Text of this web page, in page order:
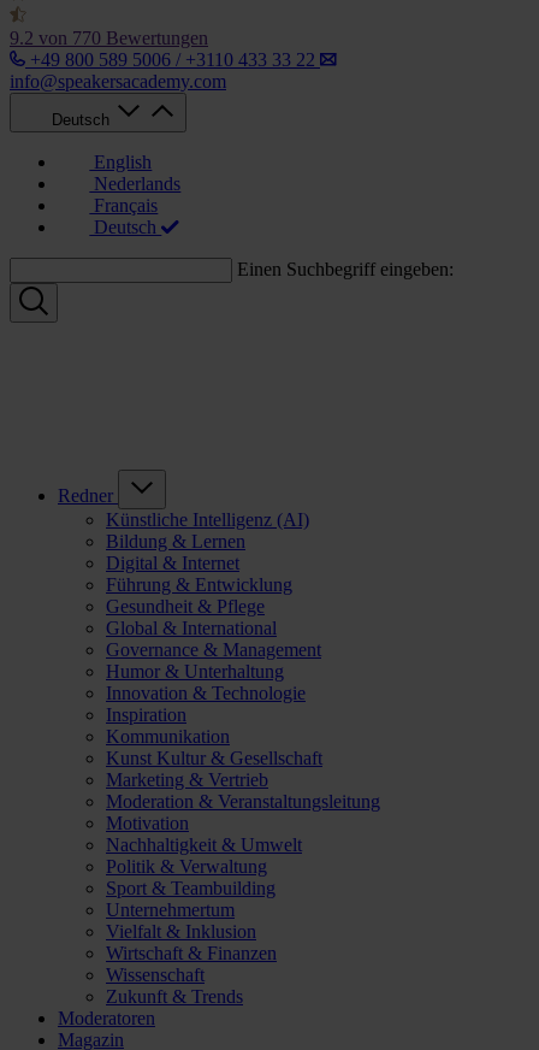
9.2 von 770 Bewertungen
+49 800 589 5006 / +3110 433 33 22
info@speakersacademy.com
Deutsch
English
Nederlands
Français
Deutsch
Einen Suchbegriff eingeben:
Redner
Künstliche Intelligenz (AI)
Bildung & Lernen
Digital & Internet
Führung & Entwicklung
Gesundheit & Pflege
Global & International
Governance & Management
Humor & Unterhaltung
Innovation & Technologie
Inspiration
Kommunikation
Kunst Kultur & Gesellschaft
Marketing & Vertrieb
Moderation & Veranstaltungsleitung
Motivation
Nachhaltigkeit & Umwelt
Politik & Verwaltung
Sport & Teambuilding
Unternehmertum
Vielfalt & Inklusion
Wirtschaft & Finanzen
Wissenschaft
Zukunft & Trends
Moderatoren
Magazin